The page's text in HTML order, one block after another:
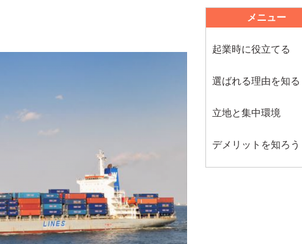
メニュー
起業時に役立てる
選ばれる理由を知る
立地と集中環境
デメリットを知ろう